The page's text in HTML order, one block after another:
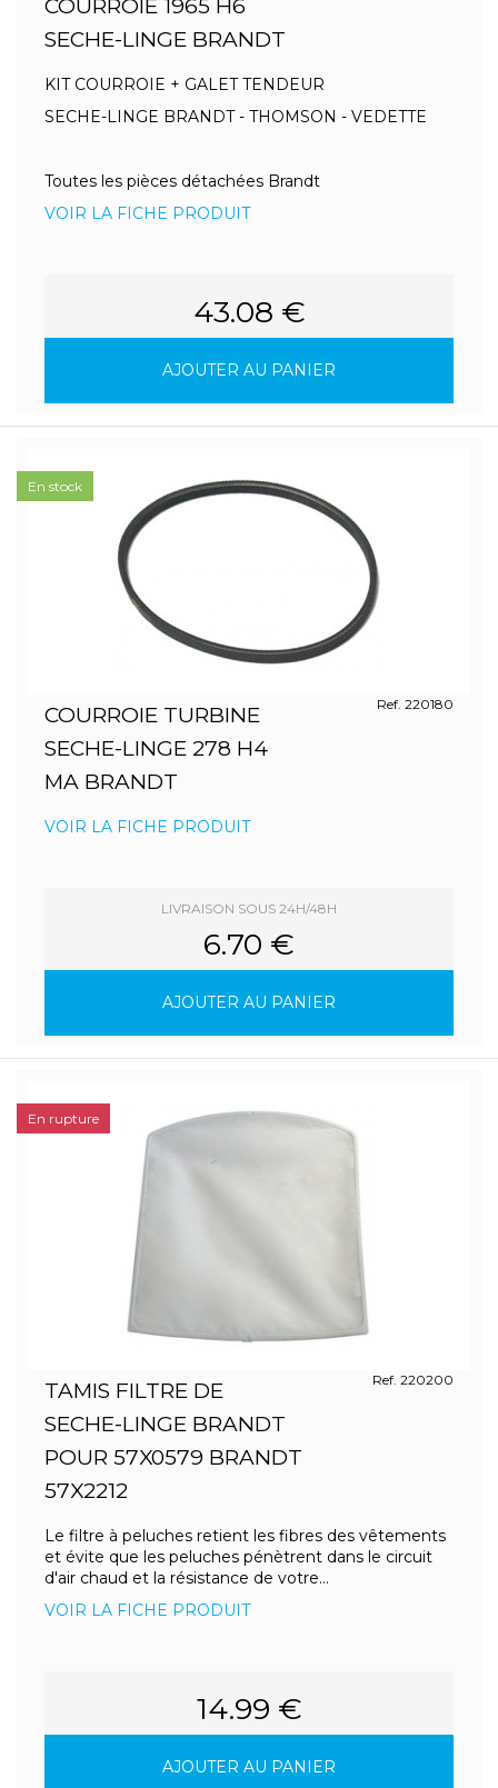
COURROIE 1965 H6
SECHE-LINGE BRANDT
KIT COURROIE + GALET TENDEUR
SECHE-LINGE BRANDT - THOMSON - VEDETTE
Toutes les pièces détachées Brandt
VOIR LA FICHE PRODUIT
43.08 €
AJOUTER AU PANIER
COURROIE TURBINE
SECHE-LINGE 278 H4
MA BRANDT
Ref. 220180
VOIR LA FICHE PRODUIT
LIVRAISON SOUS 24H/48H
6.70 €
AJOUTER AU PANIER
En stock
TAMIS FILTRE DE
SECHE-LINGE BRANDT
POUR 57X0579 BRANDT
57X2212
Ref. 220200
Le filtre à peluches retient les fibres des vêtements
et évite que les peluches pénètrent dans le circuit
d'air chaud et la résistance de votre...
VOIR LA FICHE PRODUIT
14.99 €
AJOUTER AU PANIER
En rupture